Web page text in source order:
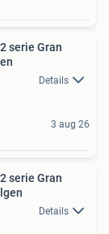
serie Gran
Details
3 aug 26
serie Gran
Details